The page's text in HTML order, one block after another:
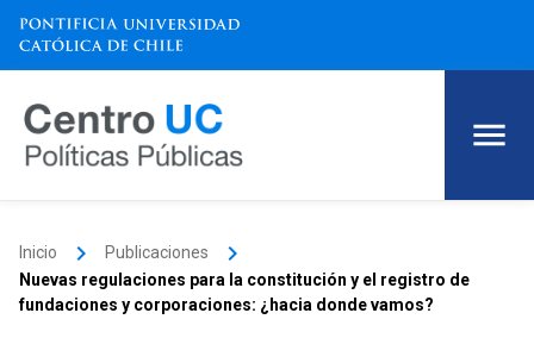
Inicio keyboard_arrow_right Publicaciones keyboard_arrow_right
Nuevas regulaciones para la constitución y el registro de
fundaciones y corporaciones: ¿hacia donde vamos?